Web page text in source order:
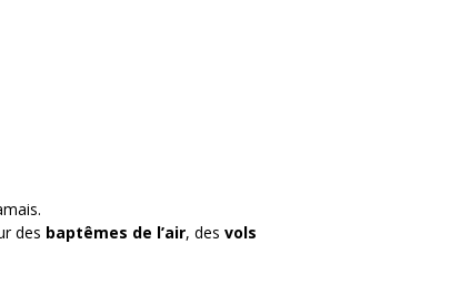
des baptêmes de l’air, des vols